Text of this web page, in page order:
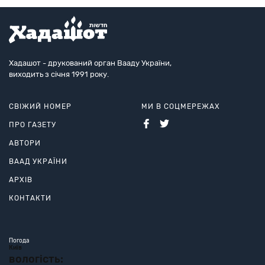
Хадашот - друкований орган Вааду України,
виходить з січня 1991 року.
СВІЖИЙ НОМЕР
ПРО ГАЗЕТУ
АВТОРИ
ВААД УКРАЇНИ
АРХІВ
КОНТАКТИ
МИ В СОЦМЕРЕЖАХ
Погода
Київ
вологість: